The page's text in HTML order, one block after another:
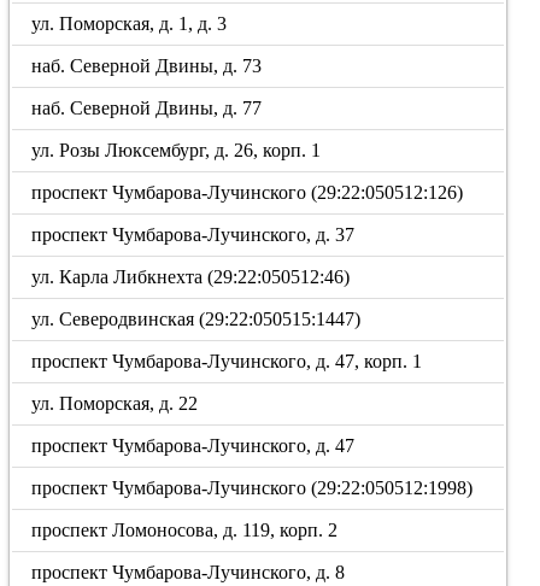
ул. Поморская, д. 1, д. 3
наб. Северной Двины, д. 73
наб. Северной Двины, д. 77
ул. Розы Люксембург, д. 26, корп. 1
проспект Чумбарова-Лучинского (29:22:050512:126)
проспект Чумбарова-Лучинского, д. 37
ул. Карла Либкнехта (29:22:050512:46)
ул. Северодвинская (29:22:050515:1447)
проспект Чумбарова-Лучинского, д. 47, корп. 1
ул. Поморская, д. 22
проспект Чумбарова-Лучинского, д. 47
проспект Чумбарова-Лучинского (29:22:050512:1998)
проспект Ломоносова, д. 119, корп. 2
проспект Чумбарова-Лучинского, д. 8